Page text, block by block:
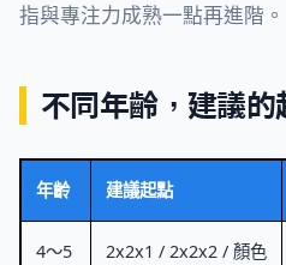
指與專注力成熟一點再進階。
不同年齡，建議的
年齡 建議起點
4～5
2x2x1 / 2x2x2 / 顏色